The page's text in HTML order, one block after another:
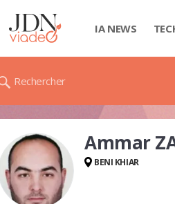
IA NEWS
Rechercher
Ammar
BENI KHIAR